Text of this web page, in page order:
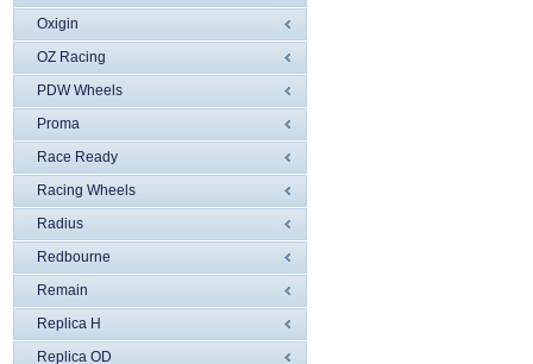
Oxigin
OZ Racing
PDW Wheels
Proma
Race Ready
Racing Wheels
Radius
Redbourne
Remain
Replica H
Replica OD